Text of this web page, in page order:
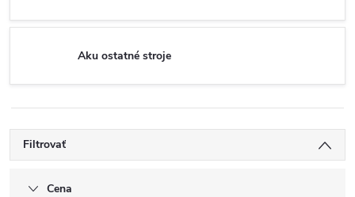
Aku ostatné stroje
Filtrovať
Cena